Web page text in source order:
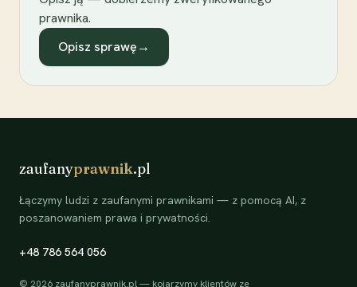
prawnika.
Opisz sprawę→
zaufanyprawnik.pl
Łączymy ludzi z zaufanymi prawnikami — z pomocą AI, z
poszanowaniem prawa i prywatności.
+48 786 564 056
© 2026 zaufanyprawnik.pl — kojarzymy klientów ze